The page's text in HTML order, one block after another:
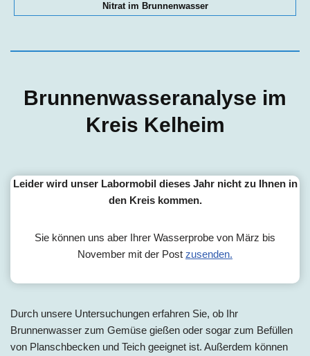
Nitrat im Brunnenwasser
Brunnenwasseranalyse im
Kreis Kelheim
Leider wird unser Labormobil dieses Jahr nicht zu Ihnen in
den Kreis kommen.
Sie können uns aber Ihrer Wasserprobe von März bis
November mit der Post zusenden.
Durch unsere Untersuchungen erfahren Sie, ob Ihr
Brunnenwasser zum Gemüse gießen oder sogar zum Befüllen
von Planschbecken und Teich geeignet ist. Außerdem können